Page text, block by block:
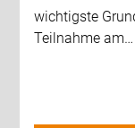
wichtigste
Teilnahme am…